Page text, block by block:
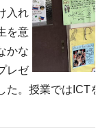
入れ
を意
かな
レゼ
た。授業ではICTを